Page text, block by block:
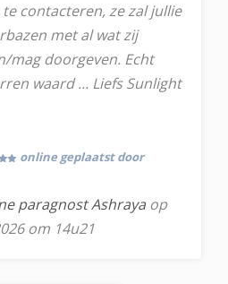
contacteren, ze zal jullie
met al wat zij
mag doorgeven. Echt
waard ... Liefs Sunlight
online geplaatst door
paragnost Ashraya op
om 14u21